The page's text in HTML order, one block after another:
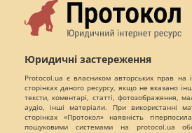
Юридичні застереження
Protocol.ua є власником авторських прав на
сторінках даного ресурсу, якщо не вказано
тексти, коментарі, статті, фотозображення,
аудіо, інші матеріали. При використанні
сторінках «Протокол» наявність
пошуковими системами на protocol.ua